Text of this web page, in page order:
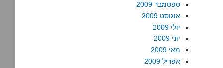
ספטמבר 2009
אוגוסט 2009
יולי 2009
יוני 2009
מאי 2009
אפריל 2009